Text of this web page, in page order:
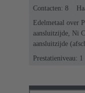
Contacten: 8
Edelmetaal over
aansluitzijde, Ni
aansluitzijde
Prestatieniveau: 1